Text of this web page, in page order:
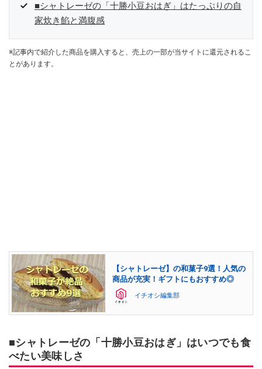
■シャトレーゼの「十勝小豆おはぎ」はたっぷりの自
家炊き餡と満腹感
※記事内で紹介した商品を購入すると、売上の一部が当サイトに還元されるこ
とがあります。
【シャトレーゼ】の和菓子9選！人気の
商品が充実！ギフトにもおすすめ◎
イチオシ編集部
■シャトレーゼの「十勝小豆おはぎ」はいつでも食
べたい美味しさ